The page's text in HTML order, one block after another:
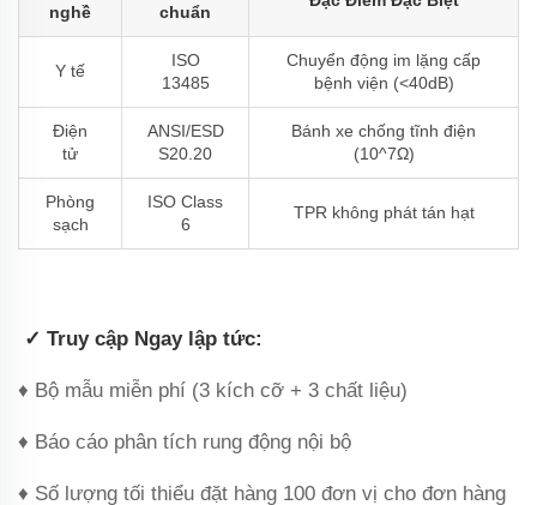
nghề
chuẩn
Y tế
ISO
13485
Chuyển động im lặng cấp
bệnh viện (<40dB)
Điện
tử
ANSI/ESD
S20.20
Bánh xe chống tĩnh điện
(10^7Ω)
Phòng
sạch
ISO Class
6
TPR không phát tán hạt
✓ Truy cập Ngay lập tức‌:
♦ Bộ mẫu miễn phí (3 kích cỡ + 3 chất liệu)
♦ Báo cáo phân tích rung động nội bộ
♦ Số lượng tối thiểu đặt hàng 100 đơn vị cho đơn hàng